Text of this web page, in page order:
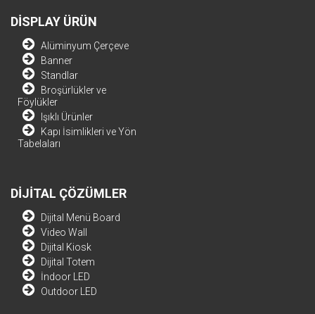
DİSPLAY ÜRÜN
Alüminyum Çerçeve
Banner
Standlar
Broşürlükler ve
Föylükler
Işıklı Ürünler
Kapı İsimlikleri ve Yön
Tabelaları
DİJİTAL ÇÖZÜMLER
Dijital Menü Board
Video Wall
Dijital Kiosk
Dijital Totem
İndoor LED
Outdoor LED